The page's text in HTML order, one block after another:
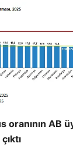
oranının AB